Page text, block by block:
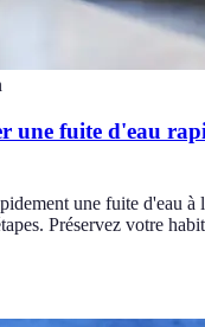
une fuite d'eau
une fuite d'eau à
Préservez votre